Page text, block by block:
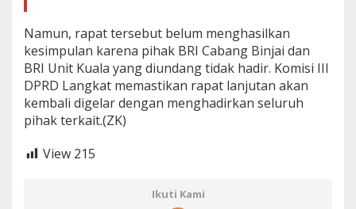
Namun, rapat tersebut belum menghasilkan
kesimpulan karena pihak BRI Cabang Binjai dan
BRI Unit Kuala yang diundang tidak hadir. Komisi III
DPRD Langkat memastikan rapat lanjutan akan
kembali digelar dengan menghadirkan seluruh
pihak terkait.(ZK)
View 215
Ikuti Kami